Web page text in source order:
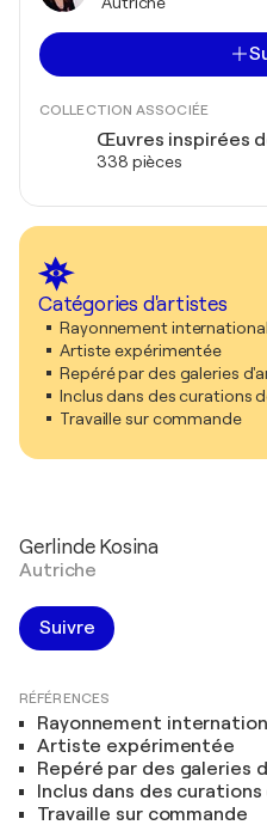
COLLECTION ASSOCIÉE
Œuvres inspirées
338 pièces
Catégories d'artistes
Rayonnement international
Artiste expérimentée
Repéré par des galeries
Inclus dans des curations
Travaille sur commande
Gerlinde Kosina
Autriche
Suivre
RÉFÉRENCES
Rayonnement
Artiste expérimentée
Repéré par des galeries
Inclus dans des
Travaille sur commande